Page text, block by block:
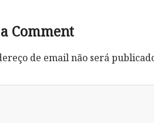
Comment
de email não será